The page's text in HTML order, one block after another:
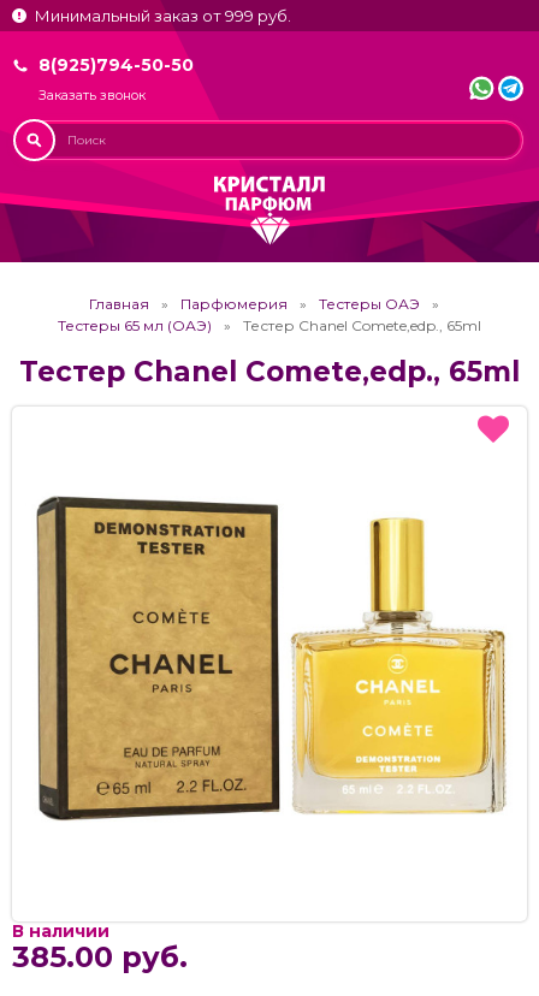
Минимальный заказ от 999 руб.
8(925)794-50-50
Заказать звонок
Главная Парфюмерия
Тестеры ОАЭ
Тестеры 65 мл (ОАЭ)
Тестер Chanel Comete,edp., 65ml
Тестер Chanel Comete,edp., 65ml
В наличии
385.00 руб.